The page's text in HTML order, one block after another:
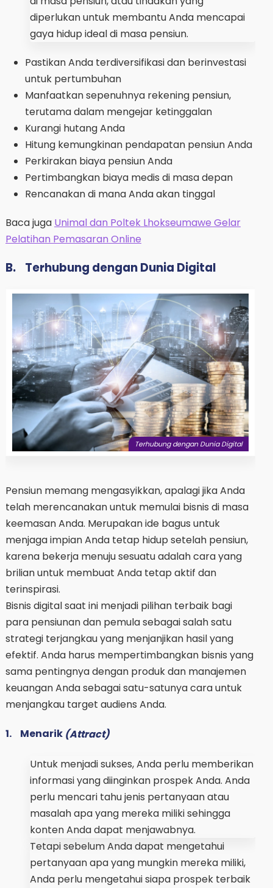
diperlukan untuk membantu Anda mencapai
gaya hidup ideal di masa pensiun.
Pastikan Anda terdiversifikasi dan berinvestasi
untuk pertumbuhan
Manfaatkan sepenuhnya rekening pensiun,
terutama dalam mengejar ketinggalan
Kurangi hutang Anda
Hitung kemungkinan pendapatan pensiun Anda
Perkirakan biaya pensiun Anda
Pertimbangkan biaya medis di masa depan
Rencanakan di mana Anda akan tinggal
Baca juga Unimal dan Poltek Lhokseumawe Gelar
Pelatihan Pemasaran Online
B. Terhubung dengan Dunia Digital
Terhubung dengan Dunia Digital
Pensiun memang mengasyikkan, apalagi jika Anda
telah merencanakan untuk memulai bisnis di masa
keemasan Anda. Merupakan ide bagus untuk
menjaga impian Anda tetap hidup setelah pensiun,
karena bekerja menuju sesuatu adalah cara yang
brilian untuk membuat Anda tetap aktif dan
terinspirasi.
Bisnis digital saat ini menjadi pilihan terbaik bagi
para pensiunan dan pemula sebagai salah satu
strategi terjangkau yang menjanjikan hasil yang
efektif. Anda harus mempertimbangkan bisnis yang
sama pentingnya dengan produk dan manajemen
keuangan Anda sebagai satu-satunya cara untuk
menjangkau target audiens Anda.
1. Menarik (Attract)
Untuk menjadi sukses, Anda perlu memberikan
informasi yang diinginkan prospek Anda. Anda
perlu mencari tahu jenis pertanyaan atau
masalah apa yang mereka miliki sehingga
konten Anda dapat menjawabnya.
Tetapi sebelum Anda dapat mengetahui
pertanyaan apa yang mungkin mereka miliki,
Anda perlu mengetahui siapa prospek terbaik